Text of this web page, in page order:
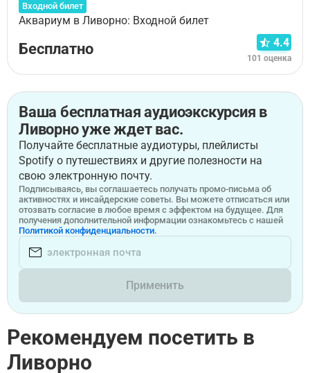
Входной билет
Аквариум в Ливорно: Входной билет
Бесплатно 4.4
101 оценка
Ваша бесплатная аудиоэкскурсия в
Ливорно уже ждет вас.
Получайте бесплатные аудиотуры, плейлисты
Spotify о путешествиях и другие полезности на
свою электронную почту.
Подписываясь, вы соглашаетесь получать промо-письма об
активностях и инсайдерские советы. Вы можете отписаться или
отозвать согласие в любое время с эффектом на будущее. Для
получения дополнительной информации ознакомьтесь с нашей
Политикой конфиденциальности.
Применить
Рекомендуем посетить в
Ливорно